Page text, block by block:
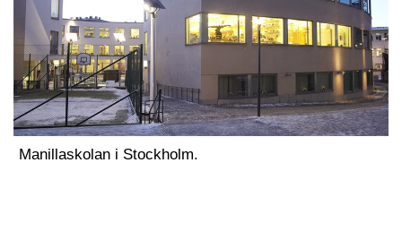
Manillaskolan i Stockholm.